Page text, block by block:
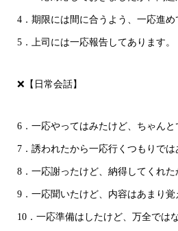
4．期限には間に合うよう、一応進め
5．上司には一応報告してあります。
❌【日常会話】
6．一応やってはみたけど、ちゃんと
7．誘われたから一応行くつもりでは
8．一応謝ったけど、納得してくれた
9．一応聞いたけど、内容はあまり覚
10．一応準備はしたけど、万全ではな